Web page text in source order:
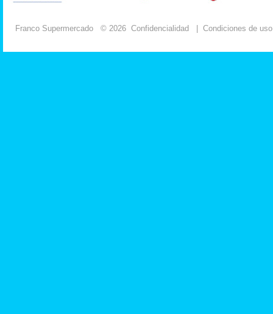
Franco Supermercado © 2026 Confidencialidad Condiciones de uso